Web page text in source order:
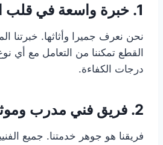
1. خبرة واسعة في قلب السوق المحلي
نحن نعرف جميرا وأثاثها. خبرتنا
القطع تمكننا من التعامل مع أي
درجات الكفاءة.
2. فريق فني مدرب وموثوق
فريقنا هو جوهر خدمتنا. جميع